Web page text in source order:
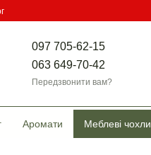
097 705-62-15
063 649-70-42
Передзвонити вам?
Аромати Меблеві чохли